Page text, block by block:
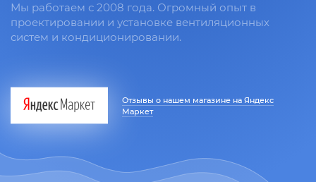
Мы работаем с 2008 года. Огромный опыт в
проектировании и установке вентиляционных
систем и кондиционировании.
Отзывы о нашем магазине на Яндекс
Маркет